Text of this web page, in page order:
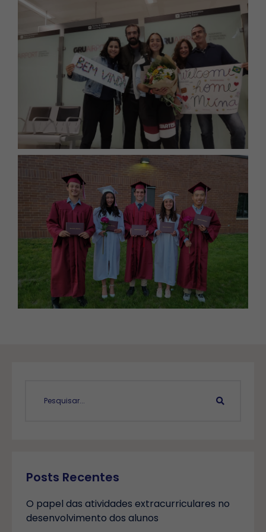
Posts Recentes
O papel das atividades extracurriculares no
desenvolvimento dos alunos